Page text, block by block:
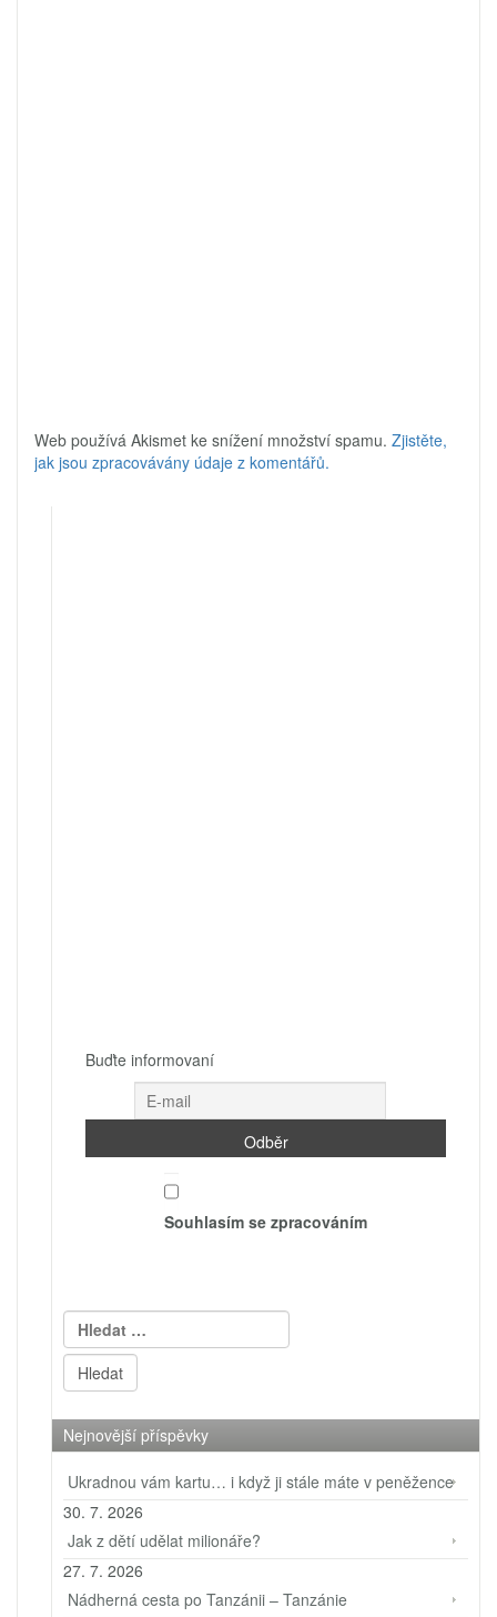
Web používá Akismet ke snížení množství spamu. Zjistěte,
jak jsou zpracovávány údaje z komentářů.
Buďte informovaní
Souhlasím se zpracováním
Vyhledávání
Nejnovější příspěvky
Ukradnou vám kartu… i když ji stále máte v peněžence
30. 7. 2026
Jak z dětí udělat milionáře?
27. 7. 2026
Nádherná cesta po Tanzánii – Tanzánie